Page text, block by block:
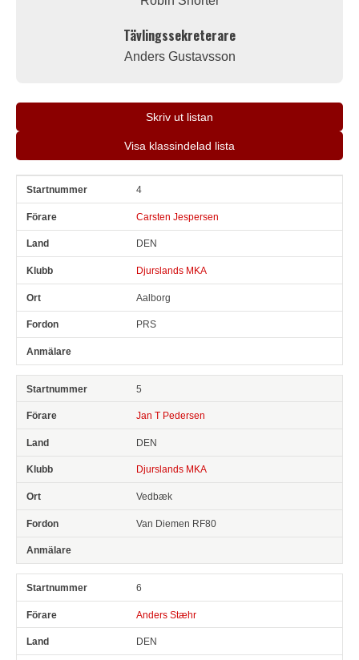
Tävlingssekreterare
Anders Gustavsson
Skriv ut listan
Visa klassindelad lista
Snr Förare 4
Carsten Jespersen
DEN
Djurslands MKA
Aalborg
PRS
5
Jan T Pedersen
DEN
Djurslands MKA
Vedbæk
Van Diemen RF80
6
Anders Stæhr
DEN